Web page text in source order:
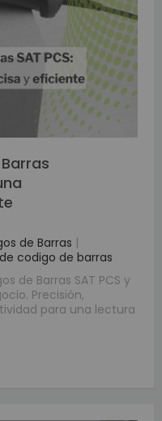
de Barras |
codigo de barras
de Barras SAT PCS y
Precisión,
para una lectura